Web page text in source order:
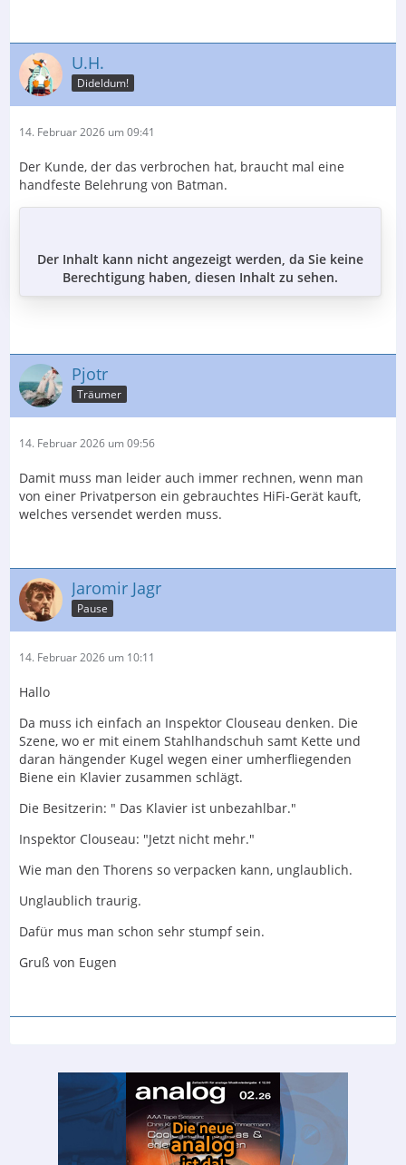
U.H.
Dideldum!
14. Februar 2026 um 09:41
Der Kunde, der das verbrochen hat, braucht mal eine
handfeste Belehrung von Batman.
Der Inhalt kann nicht angezeigt werden, da Sie keine
Berechtigung haben, diesen Inhalt zu sehen.
Pjotr
Träumer
14. Februar 2026 um 09:56
Damit muss man leider auch immer rechnen, wenn man
von einer Privatperson ein gebrauchtes HiFi-Gerät kauft,
welches versendet werden muss.
Jaromir Jagr
Pause
14. Februar 2026 um 10:11
Hallo
Da muss ich einfach an Inspektor Clouseau denken. Die
Szene, wo er mit einem Stahlhandschuh samt Kette und
daran hängender Kugel wegen einer umherfliegenden
Biene ein Klavier zusammen schlägt.
Die Besitzerin: " Das Klavier ist unbezahlbar."
Inspektor Clouseau: "Jetzt nicht mehr."
Wie man den Thorens so verpacken kann, unglaublich.
Unglaublich traurig.
Dafür mus man schon sehr stumpf sein.
Gruß von Eugen